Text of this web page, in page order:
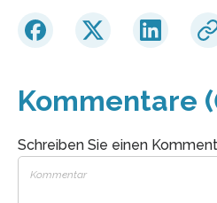
Kommentare
Schreiben Sie einen